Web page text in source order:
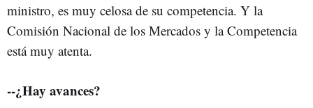
ministro, es muy celosa de su competencia. Y la
Comisión Nacional de los Mercados y la Competencia
está muy atenta.
--¿Hay avances?